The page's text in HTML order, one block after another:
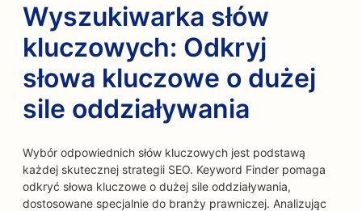
Wyszukiwarka słów
kluczowych: Odkryj
słowa kluczowe o dużej
sile oddziaływania
Wybór odpowiednich słów kluczowych jest podstawą
każdej skutecznej strategii SEO. Keyword Finder pomaga
odkryć słowa kluczowe o dużej sile oddziaływania,
dostosowane specjalnie do branży prawniczej. Analizując